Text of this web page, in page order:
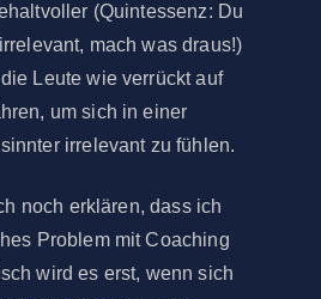
(Quintessenz: Du
mach was draus!)
Leute wie verrückt auf
um sich in einer
irrelevant zu fühlen.
noch erklären, dass ich
Problem mit Coaching
wird es erst, wenn sich